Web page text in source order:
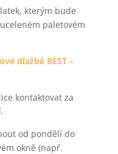
kterým bude
paletovém
dlažbě BEST –
kontaktovat za
od pondělí do
okně (např.